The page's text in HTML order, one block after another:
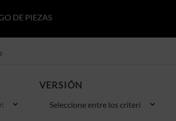
DE PIEZAS
VERSIÓN